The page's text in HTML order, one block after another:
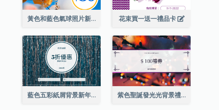
黃色和藍色氣球照片新年禮品卡 花束買一送一禮品卡
藍色五彩紙屑背景新年銷售禮品卡 紫色聖誕發光光背景禮品卡